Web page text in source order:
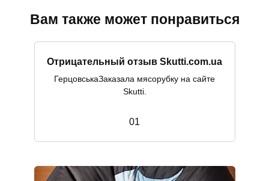
Вам также может понравиться
Отрицательный отзыв Skutti.com.ua
ГерцовськаЗаказала мясорубку на сайте
Skutti.
01